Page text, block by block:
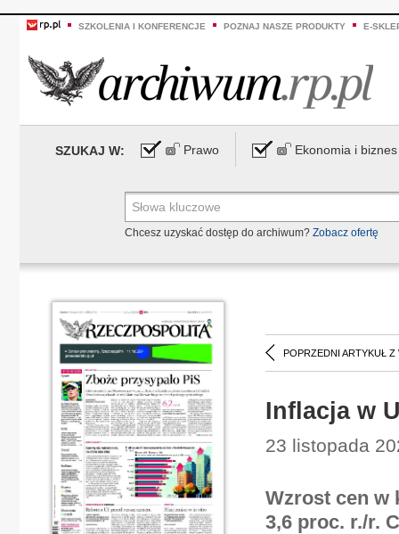
SZKOLENIA I KONFERENCJE POZNAJ NASZE PRODUKTY E-
SZUKAJ W: Prawo Ekonomia i biznes
Chcesz uzyskać dostęp do archiwum? Zobacz ofertę
POPRZEDNI ARTYKUŁ Z
Inflacja w
23 listopada
Wzrost cen w
3,6 proc. r./r.